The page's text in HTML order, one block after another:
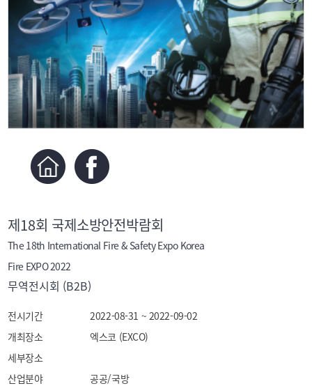
제18회 국제소방안전박람회
The 18th International Fire & Safety Expo Korea
Fire EXPO 2022
무역전시회 (B2B)
전시기간
2022-08-31 ~ 2022-09-02
개최장소
엑스코 (EXCO)
세부장소
산업분야
공공/국방